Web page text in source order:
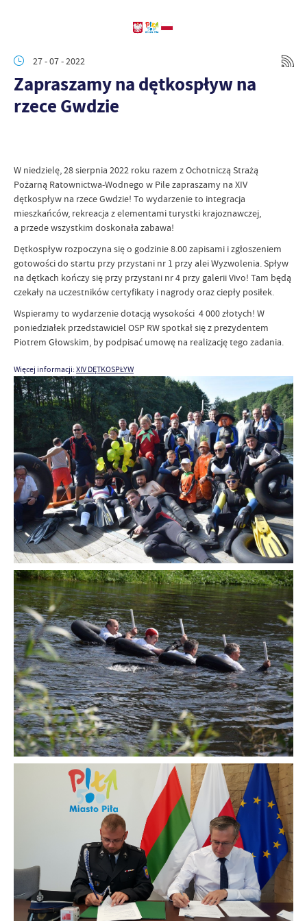
27 - 07 - 2022
Zapraszamy na dętkospływ na
rzece Gwdzie
W niedzielę, 28 sierpnia 2022 roku razem zOchotniczą Strażą
Pożarną Ratownictwa-Wodnego w Pilezapraszamy na XIV
dętkospływ na rzece Gwdzie! To wydarzenie to integracja
mieszkańców, rekreacja z elementami turystki krajoznawczej,
a przede wszystkim doskonała zabawa!
Dętkospływ rozpoczyna się o godzinie 8.00 zapisami i zgłoszeniem
gotowości do startu przy przystani nr 1 przy alei Wyzwolenia. Spływ
na dętkach kończy się przy przystani nr 4 przy galerii Vivo! Tam będą
czekały na uczestników certyfikaty i nagrody oraz ciepły posiłek.
Wspieramy to wydarzenie dotacją wysokości 4 000 złotych! W
poniedziałek przedstawiciel OSP RW spotkał się z prezydentem
Piotrem Głowskim, by podpisać umowę na realizację tego zadania.
Więcej informacji:XIV DĘTKOSPŁYW